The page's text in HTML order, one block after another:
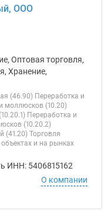
ООО
Оптовая торговля,
Хранение,
(46.90) Переработка и
моллюсков (10.20)
Переработка и
(10.20.2)
(41.20) Торговля
и на рынках
ИНН: 5406815162
О компании